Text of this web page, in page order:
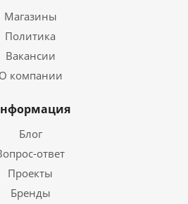
Магазины
Политика
Вакансии
О компании
Блог
ответ
Проекты
Бренды